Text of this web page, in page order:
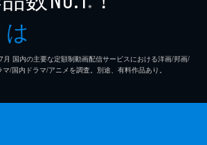
※
は
国内の主要な定額制動画配信サービスにおける洋画/邦画/
/国内ドラマ/アニメを調査。別途、有料作品あり。